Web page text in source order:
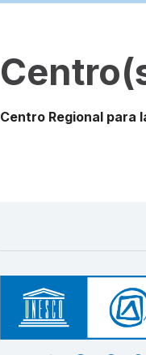
Centro Regional para